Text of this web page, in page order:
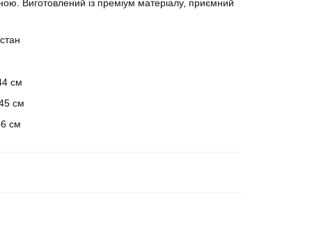
Виготовлений із преміум матеріалу, приємний
см
см
см